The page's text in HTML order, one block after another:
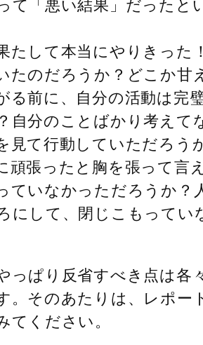
て「悪い結果」だったと
たして本当にやりきった
たのだろうか？どこか甘
る前に、自分の活動は完
自分のことばかり考えて
見て行動していただろう
頑張ったと胸を張って言
ていなかっただろうか？
にして、閉じこもってい
っぱり反省すべき点は各
。そのあたりは、レポー
てください。